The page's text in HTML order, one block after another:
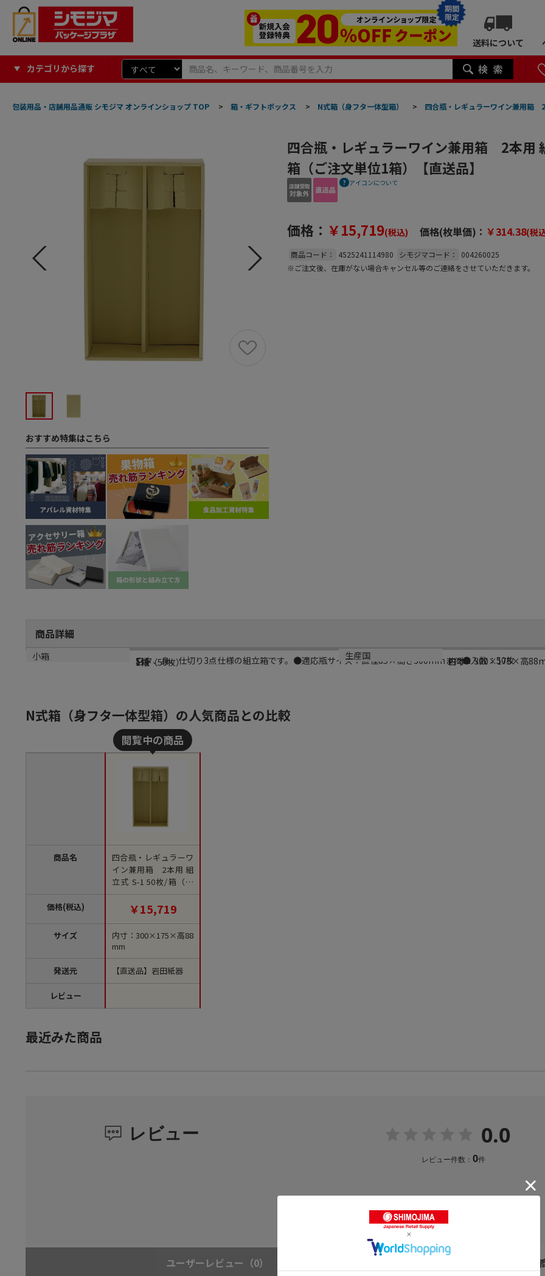
期間
限定
送料について
カテゴリから探す
包装用品・店舗用品通販 シモジマ オンラインショップ TOP > 箱・ギフトボックス > N式箱（身フタ一体型箱） > 四合瓶・レギュラーワイン兼用箱
おすすめ特集はこちら
四合瓶・レギュラーワイン兼用箱 2本用
箱（ご注文単位1箱）【直送品】
アイコンについて
価格： ￥15,719(税込) 価格(枚単価)： ￥314.38(税
商品コード： 4525241114980 シモジマコード：
004260025
※ご注文後、在庫がない場合キャンセル等のご連絡をさせていただきます。
商品詳細
商品説明
フタ、身、仕切り3点仕様の組立箱です。●適応瓶サイズ：直径85×高さ300mmまで●入数：50枚
規格
S-1
サイズ
内寸：300×175×高
材質
E段
生産国
日本
小箱
1箱（50枚）
N式箱（身フタ一体型箱）の人気商品との比較
商品名
価格(税込)
サイズ
発送元
レビュー
四合瓶・レギュラーワ
イン兼用箱 2本用 組
立式 S-1 50枚/箱（ご
注文単位1箱）【直送
￥15,719
内寸：300×175×高88
mm
【直送品】岩田紙器
最近みた商品
レビュー 0.0
レビュー件数： 0件
ユーザーレビュー （0）